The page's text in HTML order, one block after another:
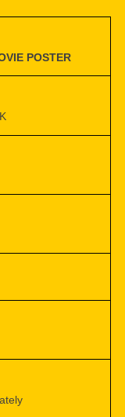
POSTER